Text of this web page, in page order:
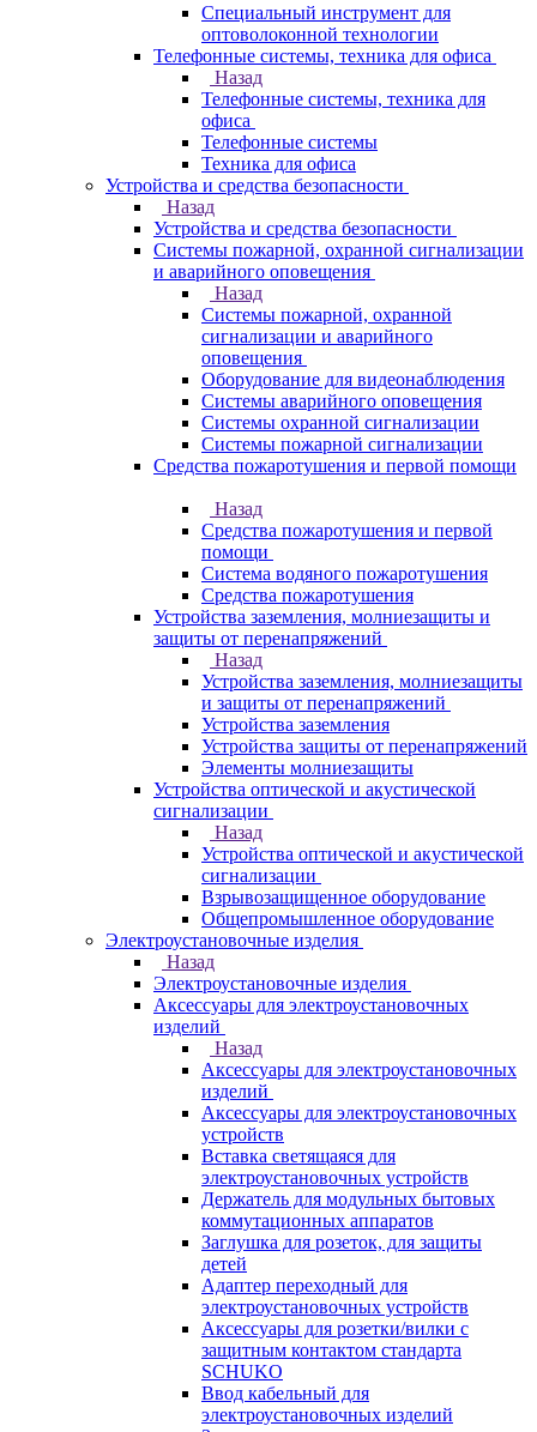
Специальный инструмент для
оптоволоконной технологии
Телефонные системы, техника для офиса
Назад
Телефонные системы, техника для
офиса
Телефонные системы
Техника для офиса
Устройства и средства безопасности
Назад
Устройства и средства безопасности
Системы пожарной, охранной сигнализации
и аварийного оповещения
Назад
Системы пожарной, охранной
сигнализации и аварийного
оповещения
Оборудование для видеонаблюдения
Системы аварийного оповещения
Системы охранной сигнализации
Системы пожарной сигнализации
Средства пожаротушения и первой помощи
Назад
Средства пожаротушения и первой
помощи
Система водяного пожаротушения
Средства пожаротушения
Устройства заземления, молниезащиты и
защиты от перенапряжений
Назад
Устройства заземления, молниезащиты
и защиты от перенапряжений
Устройства заземления
Устройства защиты от перенапряжений
Элементы молниезащиты
Устройства оптической и акустической
сигнализации
Назад
Устройства оптической и акустической
сигнализации
Взрывозащищенное оборудование
Общепромышленное оборудование
Электроустановочные изделия
Назад
Электроустановочные изделия
Аксессуары для электроустановочных
изделий
Назад
Аксессуары для электроустановочных
изделий
Аксессуары для электроустановочных
устройств
Вставка светящаяся для
электроустановочных устройств
Держатель для модульных бытовых
коммутационных аппаратов
Заглушка для розеток, для защиты
детей
Адаптер переходный для
электроустановочных устройств
Аксессуары для розетки/вилки с
защитным контактом стандарта
SCHUKO
Ввод кабельный для
электроустановочных изделий